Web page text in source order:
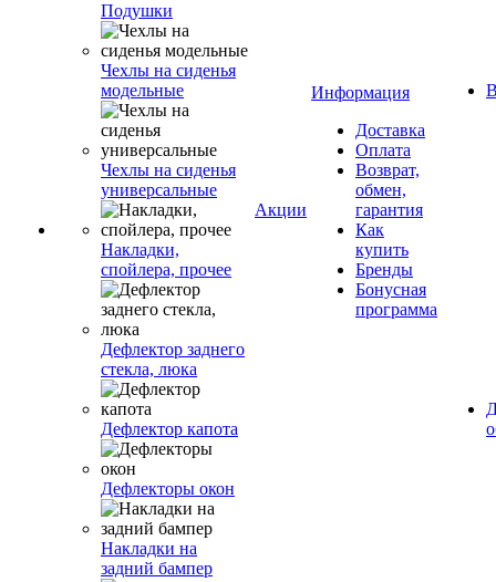
Подушки
Чехлы на сиденья
модельные
Чехлы на сиденья
универсальные
Накладки,
спойлера, прочее
Дефлектор заднего
стекла, люка
Дефлектор капота
Дефлекторы окон
Накладки на
задний бампер
Акции
Информация
Доставка
Оплата
Возврат,
обмен,
гарантия
Как
купить
Бренды
Бонусная
программа